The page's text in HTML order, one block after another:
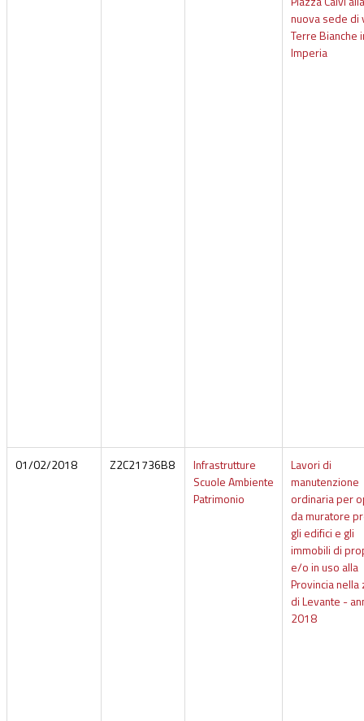
nuova sede di
Terre Bianche
Imperia
01/02/2018 Z2C21736B8
Infrastrutture
Scuole Ambiente
Patrimonio
Lavori di
manutenzione
ordinaria per
da muratore
gli edifici e gli
immobili di
e/o in uso alla
Provincia nella
di Levante -
2018